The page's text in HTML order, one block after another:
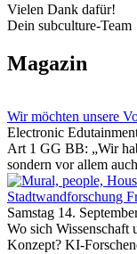
Vielen Dank dafür!
Dein subculture-Team
Magazin
Wir möchten unsere
Electronic
Art 1 GG BB: „Wir
sondern vor allem
Stadtwandforschung
Samstag 14.
Wo sich Wissenschaft
Konzept? KI-